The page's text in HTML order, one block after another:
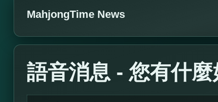
MahjongTime News
語音消息 - 您有什